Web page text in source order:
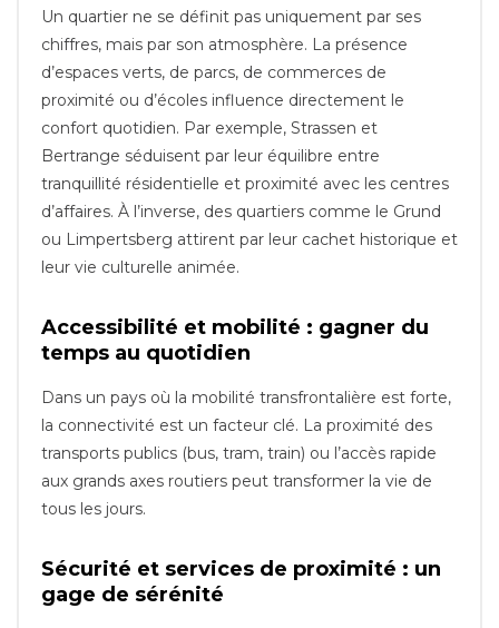
Un quartier ne se définit pas uniquement par ses
chiffres, mais par son atmosphère. La présence
d’espaces verts, de parcs, de commerces de
proximité ou d’écoles influence directement le
confort quotidien. Par exemple, Strassen et
Bertrange séduisent par leur équilibre entre
tranquillité résidentielle et proximité avec les centres
d’affaires. À l’inverse, des quartiers comme le Grund
ou Limpertsberg attirent par leur cachet historique et
leur vie culturelle animée.
Accessibilité et mobilité : gagner du
temps au quotidien
Dans un pays où la mobilité transfrontalière est forte,
la connectivité est un facteur clé. La proximité des
transports publics (bus, tram, train) ou l’accès rapide
aux grands axes routiers peut transformer la vie de
tous les jours.
Sécurité et services de proximité : un
gage de sérénité